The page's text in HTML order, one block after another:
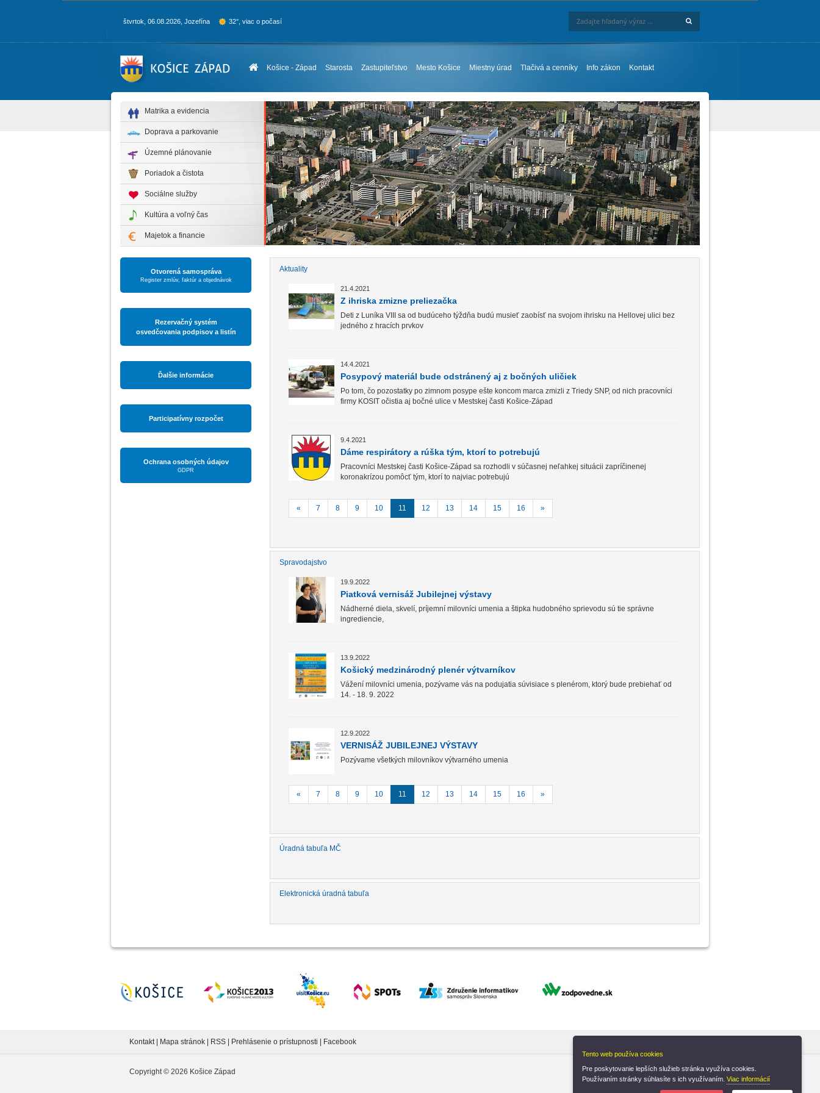
štvrtok, 06.08.2026, Jozefína 32°, viac o počasí
Košice - Západ Starosta Zastupiteľstvo Mesto Košice Miestny úrad Tlačivá a cenníky Info zákon Kontakt
Matrika a evidencia
Doprava a parkovanie
Územné plánovanie
Poriadok a čistota
Sociálne služby
Kultúra a voľný čas
Majetok a financie
Otvorená samospráva
Register zmlúv, faktúr a objednávok
Rezervačný systém
osvedčovania podpisov a listín
Ďalšie informácie
Participatívny rozpočet
Ochrana osobných údajov
GDPR
Aktuality
21.4.2021
Z ihriska zmizne preliezačka
Deti z Luníka VIII sa od budúceho týždňa budú musieť zaobísť na svojom ihrisku na Hellovej ulici bez
jedného z hracích prvkov
14.4.2021
Posypový materiál bude odstránený aj z bočných uličiek
Po tom, čo pozostatky po zimnom posype ešte koncom marca zmizli z Triedy SNP, od nich pracovníci
firmy KOSIT očistia aj bočné ulice v Mestskej časti Košice-Západ
9.4.2021
Dáme respirátory a rúška tým, ktorí to potrebujú
Pracovníci Mestskej časti Košice-Západ sa rozhodli v súčasnej neľahkej situácii zapríčinenej
koronakrízou pomôcť tým, ktorí to najviac potrebujú
« 7 8 9 10 11 12 13 14 15 16 »
Spravodajstvo
19.9.2022
Piatková vernisáž Jubilejnej výstavy
Nádherné diela, skvelí, príjemní milovníci umenia a štipka hudobného sprievodu sú tie správne
ingrediencie,
13.9.2022
Košický medzinárodný plenér výtvarníkov
Vážení milovníci umenia, pozývame vás na podujatia súvisiace s plenérom, ktorý bude prebiehať od
14. - 18. 9. 2022
12.9.2022
VERNISÁŽ JUBILEJNEJ VÝSTAVY
Pozývame všetkých milovníkov výtvarného umenia
« 7 8 9 10 11 12 13 14 15 16 »
Úradná tabuľa MČ
Elektronická úradná tabuľa
Kontakt| Mapa stránok RSS Prehlásenie o prístupnosti Facebook
Copyright © 2026 Košice Západ
Tento web používa cookies
Pre poskytovanie lepších služieb stránka využíva cookies.
Používaním stránky súhlasíte s ich využívaním. Viac informácií